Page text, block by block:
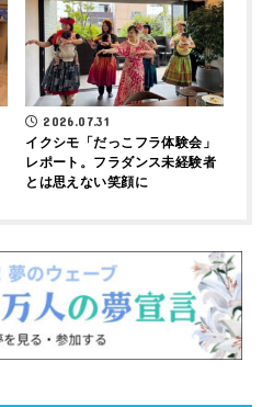
2026.07.31
イクシモ「だっこフラ体験会」
レポート。フラダンス未経験者
とは思えない笑顔に